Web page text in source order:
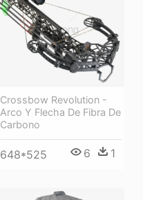
Crossbow Revolution -
Arco Y Flecha De Fibra De
Carbono
648*525 6 1